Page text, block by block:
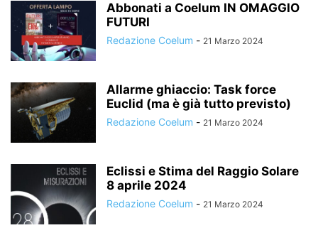
Abbonati a Coelum IN OMAGGIO
FUTURI
Redazione Coelum - 21 Marzo 2024
Allarme ghiaccio: Task force
Euclid (ma è già tutto previsto)
Redazione Coelum - 21 Marzo 2024
Eclissi e Stima del Raggio Solare
8 aprile 2024
Redazione Coelum - 21 Marzo 2024